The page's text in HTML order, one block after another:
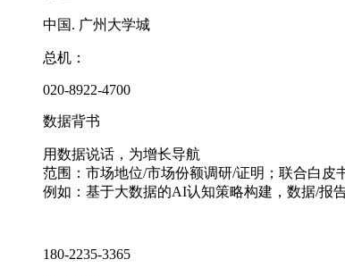
中国. 广州大学城
总机：
020-8922-4700
数据背书
用数据说话，为增长导航
范围：市场地位/市场份额调研/证明；联合白
例如：基于大数据的AI认知策略构建，数据/报
180-2235-3365